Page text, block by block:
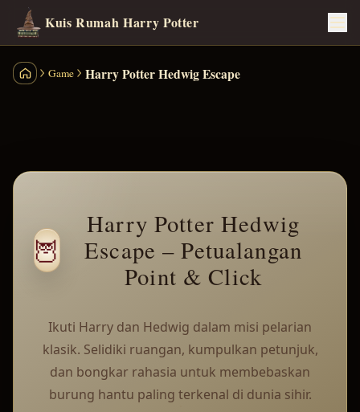
Kuis Rumah Harry Potter
Kuis Rumah Harry Potter
Game Harry Potter Hedwig Escape
🦉
Harry Potter Hedwig
Escape – Petualangan
Point & Click
Ikuti Harry dan Hedwig dalam misi pelarian
klasik. Selidiki ruangan, kumpulkan petunjuk,
dan bongkar rahasia untuk membebaskan
burung hantu paling terkenal di dunia sihir.